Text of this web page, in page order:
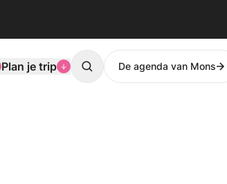
Plan je trip Search De agenda van Mons